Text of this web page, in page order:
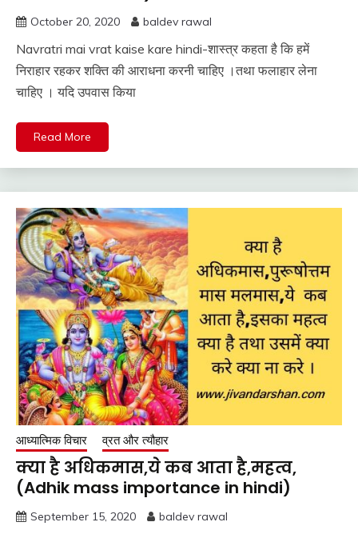
October 20, 2020 baldev rawal
Navratri mai vrat kaise kare hindi-शास्त्र कहता है कि हमें
निराहार रहकर शक्ति की आराधना करनी चाहिए ।तथा फलाहार लेना
चाहिए । यदि उपवास किया
Read More
आध्यात्मिक विचार व्रत और त्यौहार
क्या है अधिकमास,ये कब आता है,महत्व,
(Adhik mass importance in hindi)
September 15, 2020 baldev rawal